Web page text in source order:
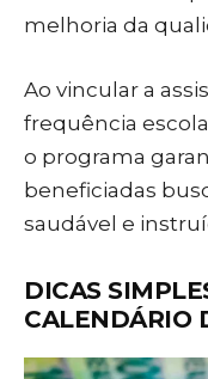
melhoria da
Ao vincular a
frequência
o programa
beneficiadas
saudável e
DICAS
CALENDÁRIO